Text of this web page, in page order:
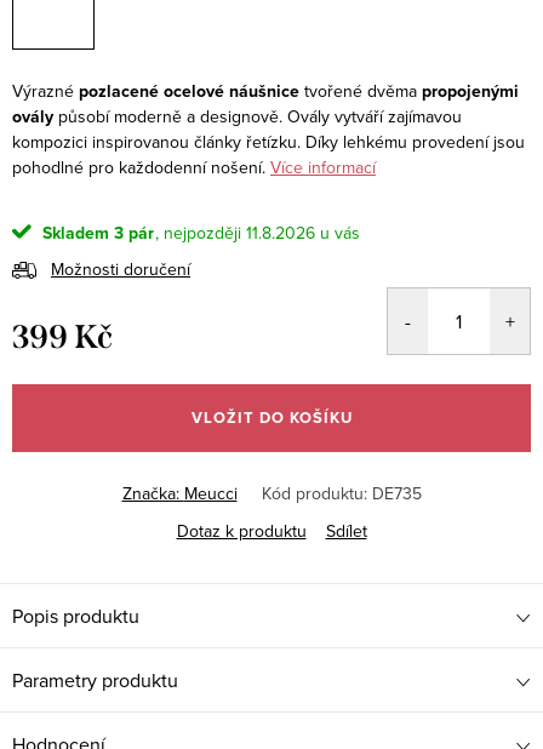
Výrazné pozlacené ocelové náušnice tvořené dvěma propojenými
ovály působí moderně a designově. Ovály vytváří zajímavou
kompozici inspirovanou články řetízku. Díky lehkému provedení jsou
pohodlné pro každodenní nošení. Více informací
Skladem 3 pár
11.8.2026
Možnosti doručení
399 Kč
cena:
VLOŽIT DO KOŠÍKU
Značka: Meucci Kód produktu: DE735
Dotaz k produktu
Sdílet
Popis produktu
Parametry produktu